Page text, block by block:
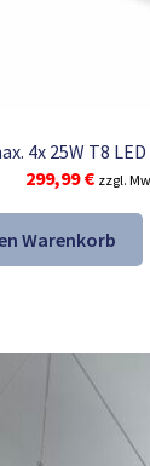
4x 25W T8
Ursprünglicher
war:
399,99 €
299,99€
ist:
299,99 €.
zzgl.
Warenkorb